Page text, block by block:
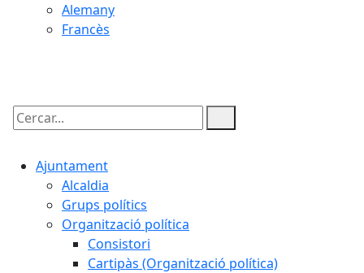
Alemany
Francès
Cercar:
Ajuntament
Alcaldia
Grups polítics
Organització política
Consistori
Cartipàs (Organització política)